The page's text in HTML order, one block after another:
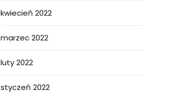
kwiecień 2022
marzec 2022
luty 2022
styczeń 2022